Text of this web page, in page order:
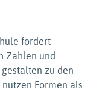
fördert
Zahlen und
zu den
Formen als